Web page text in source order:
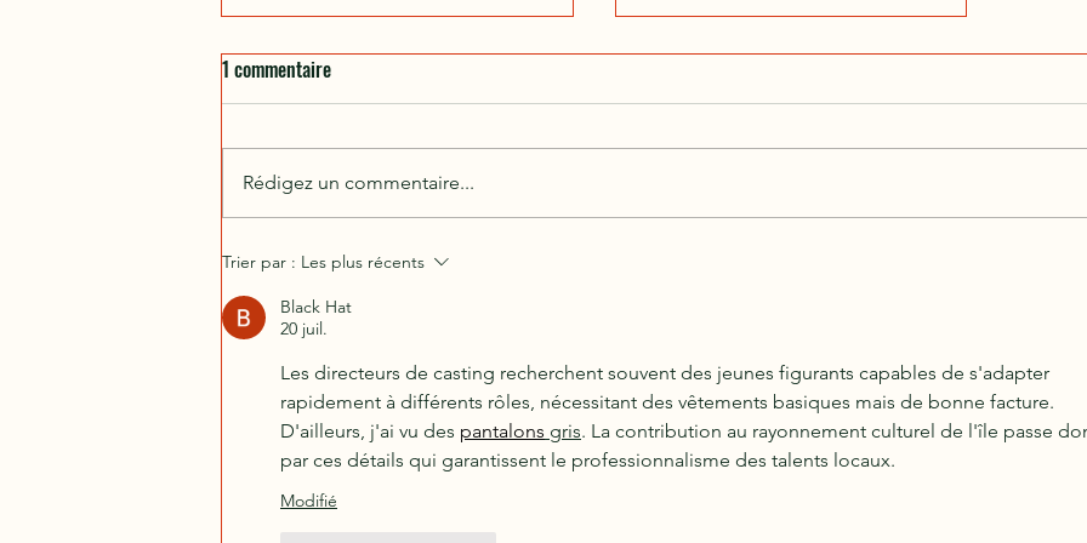
📺 #MissRéunion2025 👑
1 commentaire
Rédigez un commentaire...
Trier par : Les plus récents
Black Hat
20 juil.
Les directeurs de casting recherchent souvent des jeunes figurants capables de s'adapter
rapidement à différents rôles, nécessitant des vêtements basiques mais de bonne facture.
D'ailleurs, j'ai vu des pantalons gris. La contribution au rayonnement culturel de l'île passe
par ces détails qui garantissent le professionnalisme des talents locaux.
Modifié